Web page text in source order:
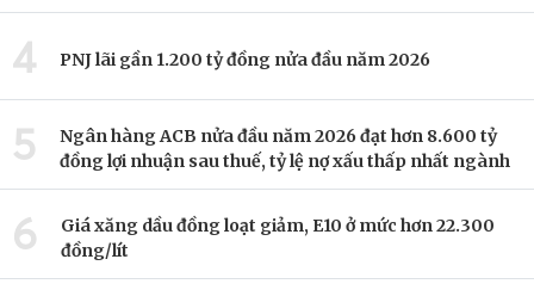
4 PNJ lãi gần 1.200 tỷ đồng nửa đầu năm 2026
5
Ngân hàng ACB nửa đầu năm 2026 đạt hơn 8.600 tỷ
đồng lợi nhuận sau thuế, tỷ lệ nợ xấu thấp nhất ngành
6
Giá xăng dầu đồng loạt giảm, E10 ở mức hơn 22.300
đồng/lít